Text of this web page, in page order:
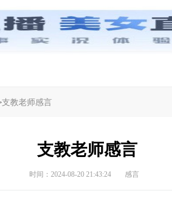
支教老师感言
支教老师感言
时间：2024-08-20 21:43:24 感言